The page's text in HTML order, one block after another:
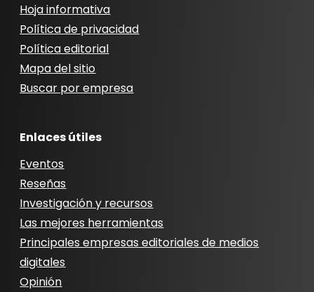
Hoja informativa
Política de privacidad
Política editorial
Mapa del sitio
Buscar por empresa
Enlaces útiles
Eventos
Reseñas
Investigación y recursos
Las mejores herramientas
Principales empresas editoriales de medios
digitales
Opinión